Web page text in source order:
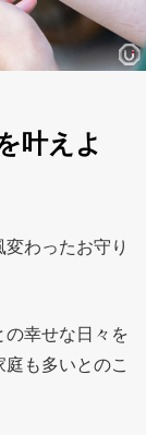
叶えよ
わったお守り
の幸せな日々を
も多いとのこ